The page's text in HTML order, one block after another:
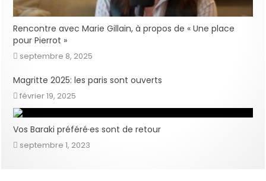
Rencontre avec Marie Gillain, à propos de « Une place
pour Pierrot »
septembre 8, 2025
Magritte 2025: les paris sont ouverts
février 19, 2025
Vos Baraki préféré·es sont de retour
septembre 1, 2023